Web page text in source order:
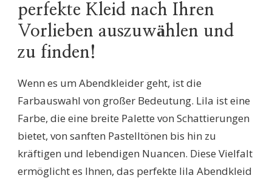
perfekte Kleid nach Ihren
Vorlieben auszuwählen und
zu finden!
Wenn es um Abendkleider geht, ist die
Farbauswahl von großer Bedeutung. Lila ist eine
Farbe, die eine breite Palette von Schattierungen
bietet, von sanften Pastelltönen bis hin zu
kräftigen und lebendigen Nuancen. Diese Vielfalt
ermöglicht es Ihnen, das perfekte lila Abendkleid